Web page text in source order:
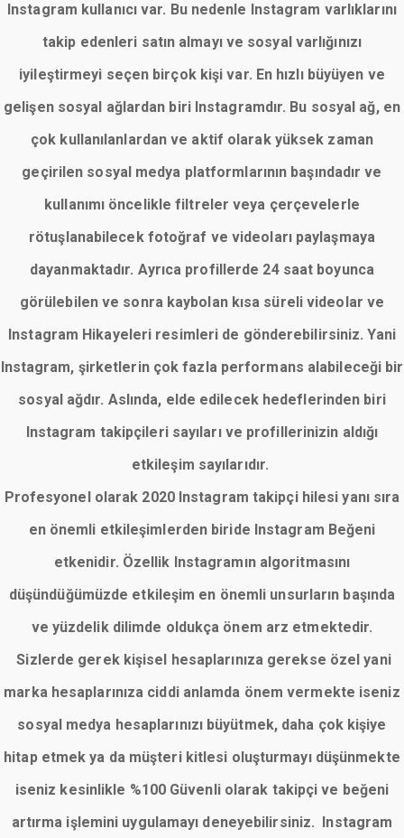
Instagram kullanıcı var. Bu nedenle Instagram varlıklarını
takip edenleri satın almayı ve sosyal varlığınızı
iyileştirmeyi seçen birçok kişi var. En hızlı büyüyen ve
gelişen sosyal ağlardan biri Instagramdır. Bu sosyal ağ, en
çok kullanılanlardan ve aktif olarak yüksek zaman
geçirilen sosyal medya platformlarının başındadır ve
kullanımı öncelikle filtreler veya çerçevelerle
rötuşlanabilecek fotoğraf ve videoları paylaşmaya
dayanmaktadır. Ayrıca profillerde 24 saat boyunca
görülebilen ve sonra kaybolan kısa süreli videolar ve
Instagram Hikayeleri resimleri de gönderebilirsiniz. Yani
Instagram, şirketlerin çok fazla performans alabileceği bir
sosyal ağdır. Aslında, elde edilecek hedeflerinden biri
Instagram takipçileri sayıları ve profillerinizin aldığı
etkileşim sayılarıdır.
Profesyonel olarak 2020 Instagram takipçi hilesi yanı sıra
en önemli etkileşimlerden biride Instagram Beğeni
etkenidir. Özellik Instagramın algoritmasını
düşündüğümüzde etkileşim en önemli unsurların başında
ve yüzdelik dilimde oldukça önem arz etmektedir.
Sizlerde gerek kişisel hesaplarınıza gerekse özel yani
marka hesaplarınıza ciddi anlamda önem vermekte iseniz
sosyal medya hesaplarınızı büyütmek, daha çok kişiye
hitap etmek ya da müşteri kitlesi oluşturmayı düşünmekte
iseniz kesinlikle %100 Güvenli olarak takipçi ve beğeni
artırma işlemini uygulamayı deneyebilirsiniz. Instagram